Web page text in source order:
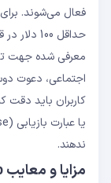
حداقل 100 دلار در قالب
معرفی شده جهت
اجتماعی، دعوت
کاربران باید
ندهند.
مزایا و معایب Airdropها